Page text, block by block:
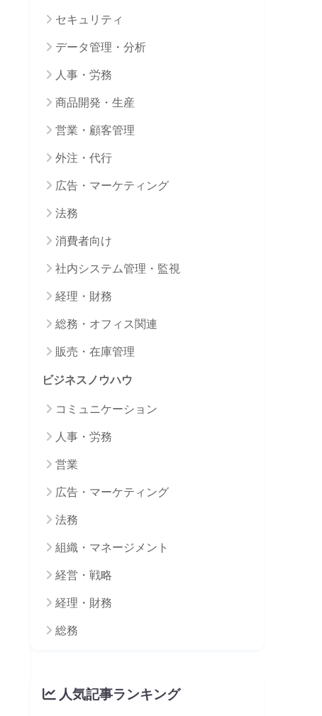
セキュリティ
データ管理・分析
人事・労務
商品開発・生産
営業・顧客管理
外注・代行
広告・マーケティング
法務
消費者向け
社内システム管理・監視
経理・財務
総務・オフィス関連
販売・在庫管理
ビジネスノウハウ
コミュニケーション
人事・労務
営業
広告・マーケティング
法務
組織・マネージメント
経営・戦略
経理・財務
総務
人気記事ランキング